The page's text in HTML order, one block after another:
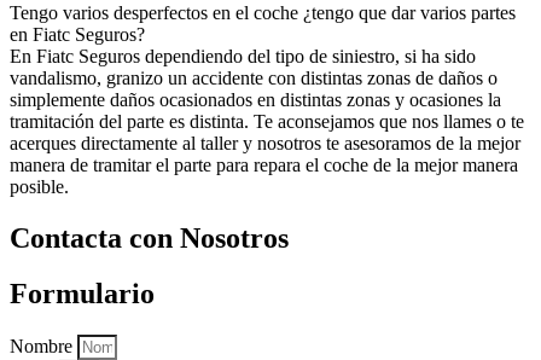
Tengo varios desperfectos en el coche ¿tengo que dar varios partes
en Fiatc Seguros?
En Fiatc Seguros dependiendo del tipo de siniestro, si ha sido
vandalismo, granizo un accidente con distintas zonas de daños o
simplemente daños ocasionados en distintas zonas y ocasiones la
tramitación del parte es distinta. Te aconsejamos que nos llames o te
acerques directamente al taller y nosotros te asesoramos de la mejor
manera de tramitar el parte para repara el coche de la mejor manera
posible.
Contacta con Nosotros
Formulario
Nombre